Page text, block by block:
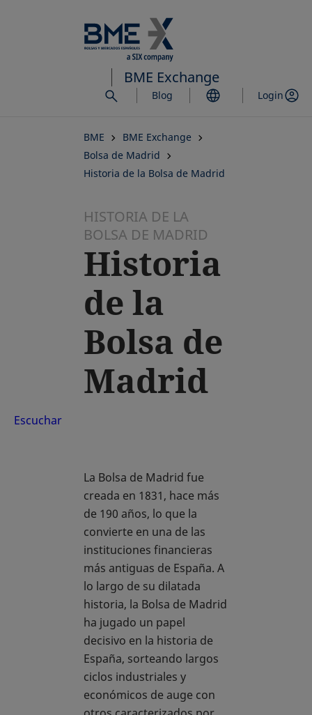
al
contenido
principal
BME Exchange
Blog Login
BME
BME Exchange
Bolsa de Madrid
Historia de la Bolsa de Madrid
HISTORIA DE LA
BOLSA DE MADRID
Historia
de la
Bolsa de
Madrid
Escuchar
La Bolsa de Madrid fue
creada en 1831, hace más
de 190 años, lo que la
convierte en una de las
instituciones financieras
más antiguas de España. A
lo largo de su dilatada
historia, la Bolsa de Madrid
ha jugado un papel
decisivo en la historia de
España, sorteando largos
ciclos industriales y
económicos de auge con